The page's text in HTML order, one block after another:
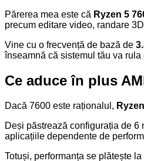
Părerea mea este că Ryzen 5
precum editare video, randare
Vine cu o frecvență de bază de
înseamnă că sistemul tău va
Ce aduce în plus
Dacă 7600 este raționalul,
Deși păstrează configurația de 6
aplicațiile dependente de
Totuși, performanța se plătește